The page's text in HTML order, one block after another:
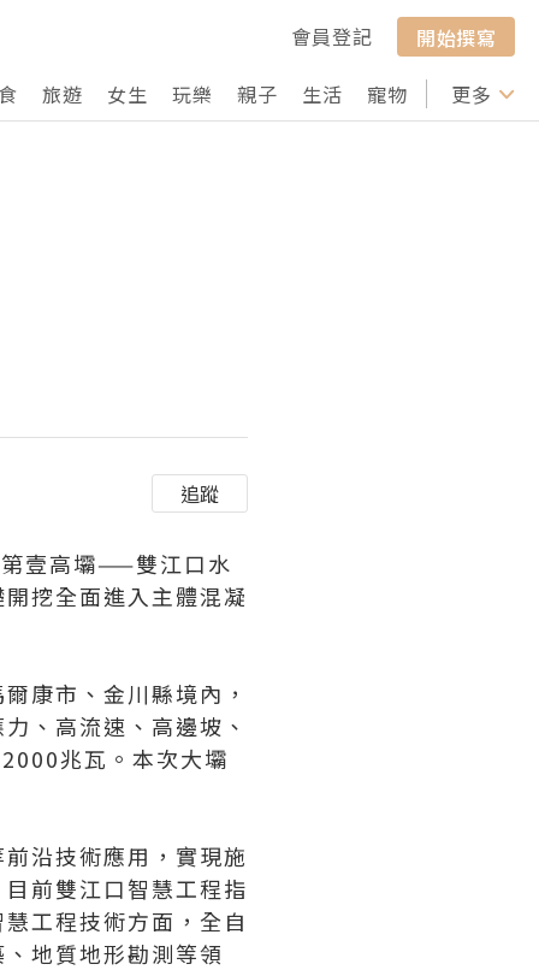
會員登記
開始撰寫
旅遊 女生 玩樂 親子 生活 寵物 行山 打卡
更多
追蹤
壹高壩——雙江口水
挖全面進入主體混凝
康市、金川縣境內，
、高流速、高邊坡、
兆瓦。本次大壩
沿技術應用，實現施
前雙江口智慧工程指
工程技術方面，全自
地質地形勘測等領